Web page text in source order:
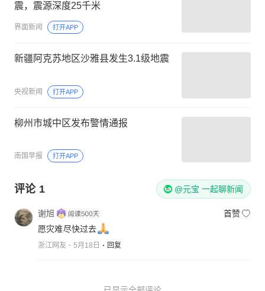
震，震源深度25千米
界面新闻 打开APP
新疆阿克苏地区沙雅县发生3.1级地震
央视新闻 打开APP
柳州市城中区发布警情通报
南国早报 打开APP
评论 1 @元宝 一起聊新闻
谢旭
首赞
愿灾难尽快过去
浙江网友 5月18日 回复